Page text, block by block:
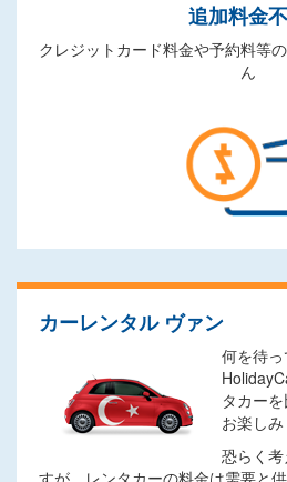
追加料金
クレジットカード料金や予約料等
ん
カーレンタル ヴァン
何を待
タカー
お楽しみ
恐らく
すが、レンタカーの料金は需要と